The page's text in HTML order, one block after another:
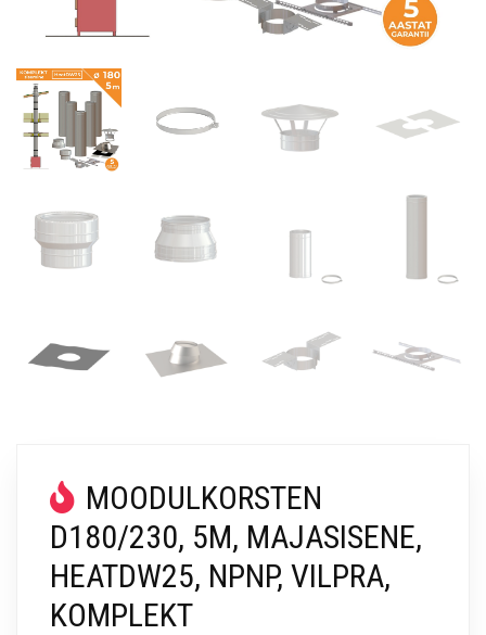
MOODULKORSTEN
D180/230, 5M, MAJASISENE,
HEATDW25, NPNP, VILPRA,
KOMPLEKT